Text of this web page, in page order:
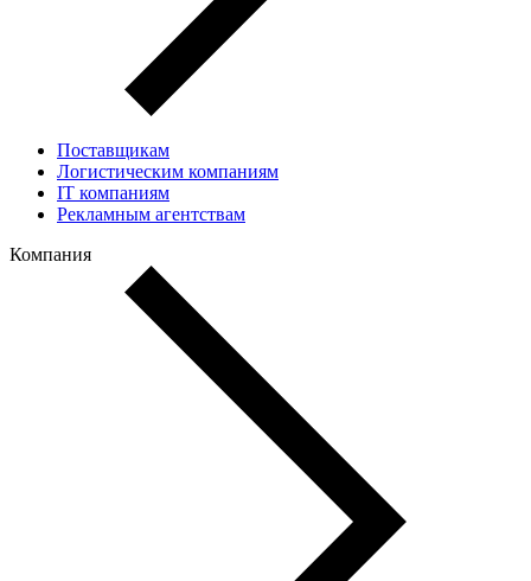
Поставщикам
Логистическим компаниям
IT компаниям
Рекламным агентствам
Компания